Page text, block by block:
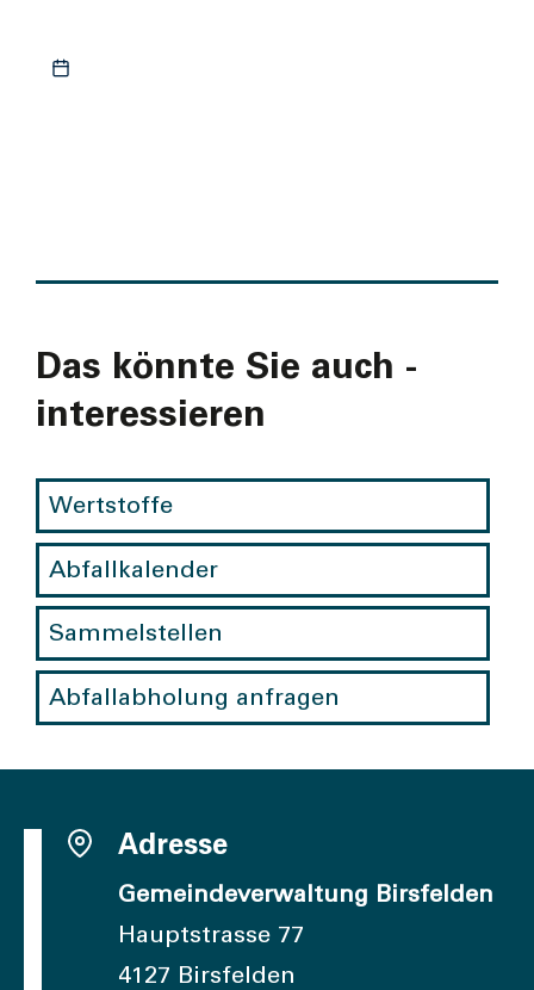
Das könnte Sie auch ­
interes­sieren
Wertstoffe
Abfallkalender
Sammelstellen
Abfallabholung anfragen
Adresse
Gemeindeverwaltung Birsfelden
Hauptstrasse 77
4127 Birsfelden